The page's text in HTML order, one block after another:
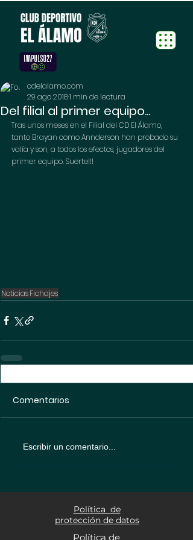
Del filial al primer equipo...
cdelalamo.com
29 ago 20181 min de lectura
Tras unos meses en el Filial del CD El Álamo,
tanto Brayan como Annderson han probado su
valía y son, a todos los efectos, jugadores del
primer equipo. Suerte!!!
NoticiasFichajes
Comentarios
Escribir un comentario...
Política de
protección de datos
Política de